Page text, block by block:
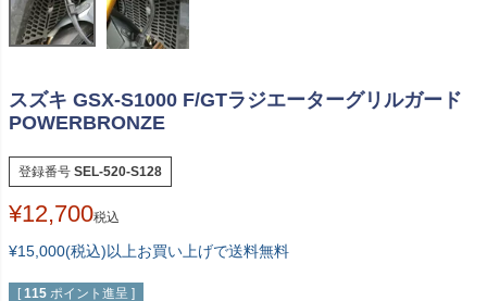
スズキ GSX-S1000 F/GTラジエーターグリルガード
POWERBRONZE
登録番号 SEL-520-S128
¥12,700税込
¥15,000(税込)以上お買い上げで送料無料
[ 115 ポイント進呈 ]